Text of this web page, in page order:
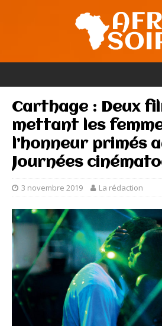
Carthage : Deux
mettant les
l’honneur primés
Journées
3 novembre 2019 La rédaction